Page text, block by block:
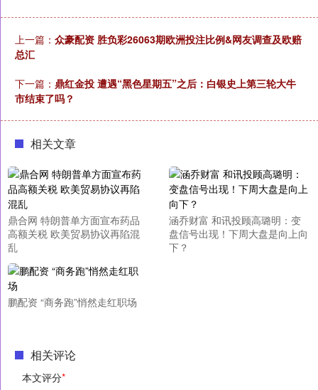
上一篇： 众豪配资 胜负彩26063期欧洲投注比例&网友调查及欧赔
总汇
下一篇： 鼎红金投 遭遇“黑色星期五”之后：白银史上第三轮大牛
市结束了吗？
相关文章
鼎合网 特朗普单方面宣布药品
高额关税 欧美贸易协议再陷混
乱
涵乔财富 和讯投顾高璐明：变
盘信号出现！下周大盘是向上向
下？
鹏配资 “商务跑”悄然走红职场
相关评论
本文评分*